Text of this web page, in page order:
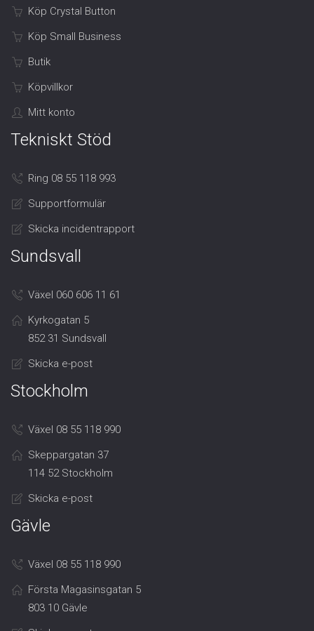
Köp Crystal Button
Köp Small Business
Butik
Köpvillkor
Mitt konto
Tekniskt Stöd
Ring 08 55 118 993
Supportformulär
Skicka incidentrapport
Sundsvall
Växel 060 606 11 61
Kyrkogatan 5
852 31 Sundsvall
Skicka e-post
Stockholm
Växel 08 55 118 990
Skeppargatan 37
114 52 Stockholm
Skicka e-post
Gävle
Växel 08 55 118 990
Första Magasinsgatan 5
803 10 Gävle